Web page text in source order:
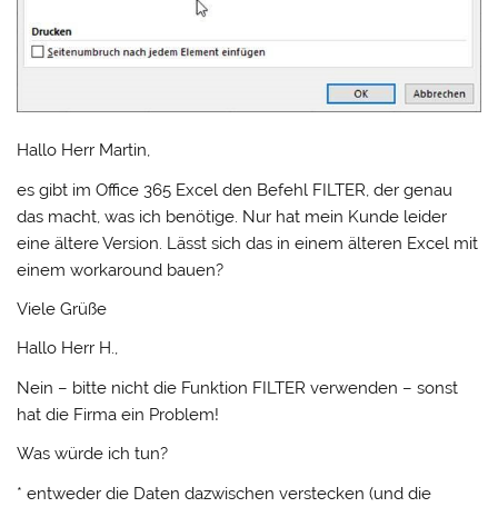
Hallo Herr Martin,
es gibt im Office 365 Excel den Befehl FILTER, der genau
das macht, was ich benötige. Nur hat mein Kunde leider
eine ältere Version. Lässt sich das in einem älteren Excel mit
einem workaround bauen?
Viele Grüße
Hallo Herr H.,
Nein – bitte nicht die Funktion FILTER verwenden – sonst
hat die Firma ein Problem!
Was würde ich tun?
* entweder die Daten dazwischen verstecken (und die